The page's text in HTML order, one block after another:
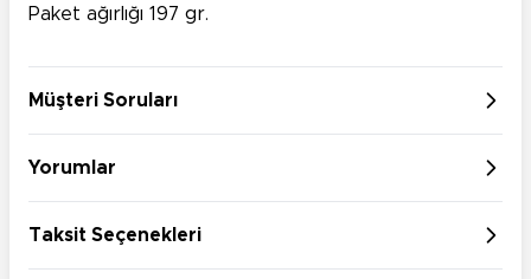
Paket ağırlığı 197 gr.
Müşteri Soruları
Yorumlar
Taksit Seçenekleri